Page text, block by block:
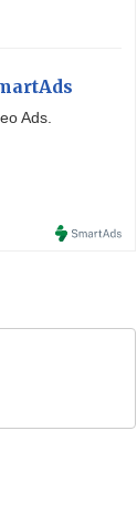
Ads.